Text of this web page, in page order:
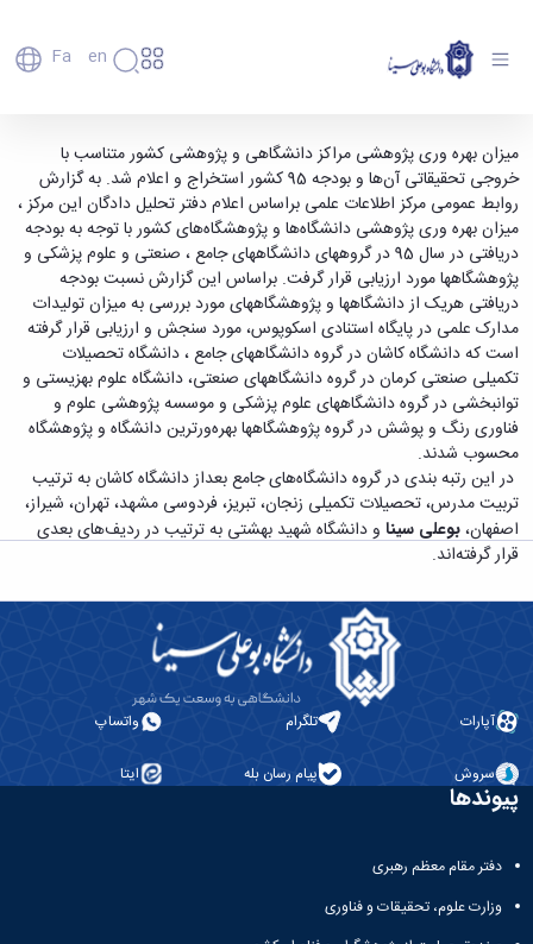
Fa En
دانشگاه
تاریخچه
و
معرفی
برنامه
راهبردی
دانشگاه
نقشه
دانشگاه
سازمان
دانشگاه
معاونت
توسعه
مدیریت
و
پشتیبانی
معاونت
آموزشی
معاونت
و
فناوری
معاونت
و
نهاد
اعضای
هیأت
علمی
کارکنان
دانشجویان
فارغ
التحصیلان
دانشکده‌ها
پردیس
اصلی
مهندسی
کشاورزی
شیمی
و
علوم
نفت
علوم
انسانی
و
دامپزشکی
علوم
و
اجتماعی
اقماری
ارتباط
با ما
روابط
بین
الملل
(قدم
الآن)
Apply
Now
دانشگاه بوعلی سینا دربین دانشگاه های برتر بهره
وری پژوهشی کشور - دانشگاه بوعلی سینا همدان
میزان بهره وری پژوهشی مراکز دانشگاهی و پژوهشی کشور متناسب با
خروجی تحقیقاتی آن‌ها و بودجه 95 کشور استخراج و اعلام شد. به گزارش
روابط عمومی مرکز اطلاعات علمی براساس اعلام دفتر تحلیل دادگان این مرکز ،
میزان بهره وری پژوهشی دانشگاه‌ها و پژوهشگاه‌های کشور با توجه به بودجه
دریافتی در سال 95 در گروههای دانشگاههای جامع ، صنعتی و علوم پزشکی و
پژوهشگاهها مورد ارزیابی قرار گرفت. براساس این گزارش نسبت بودجه
دریافتی هریک از دانشگاهها و پژوهشگاههای مورد بررسی به میزان تولیدات
مدارک علمی در پایگاه استنادی اسکوپوس، مورد سنجش و ارزیابی قرار گرفته
است که دانشگاه کاشان در گروه دانشگاههای جامع ، دانشگاه تحصیلات
تکمیلی صنعتی کرمان در گروه دانشگاههای صنعتی، دانشگاه علوم بهزیستی و
توانبخشی در گروه دانشگاههای علوم پزشکی و موسسه پژوهشی علوم و
فناوری رنگ و پوشش در گروه پژوهشگاهها بهره‌ورترین دانشگاه و پژوهشگاه
محسوب شدند.
در این رتبه بندی در گروه دانشگاه‌های جامع بعداز دانشگاه کاشان به ترتیب
تربیت مدرس، تحصیلات تکمیلی زنجان، تبریز، فردوسی مشهد، تهران، شیراز،
اصفهان،بوعلی سینا و دانشگاه شهید بهشتی به ترتیب در ردیف‌های بعدی
قرار گرفته‌اند.
آپارات تلگرام واتساپ
سروش پیام رسان بله ایتا
پیوندها
دفتر مقام معظم رهبری
وزارت علوم، تحقیقات و فناوری